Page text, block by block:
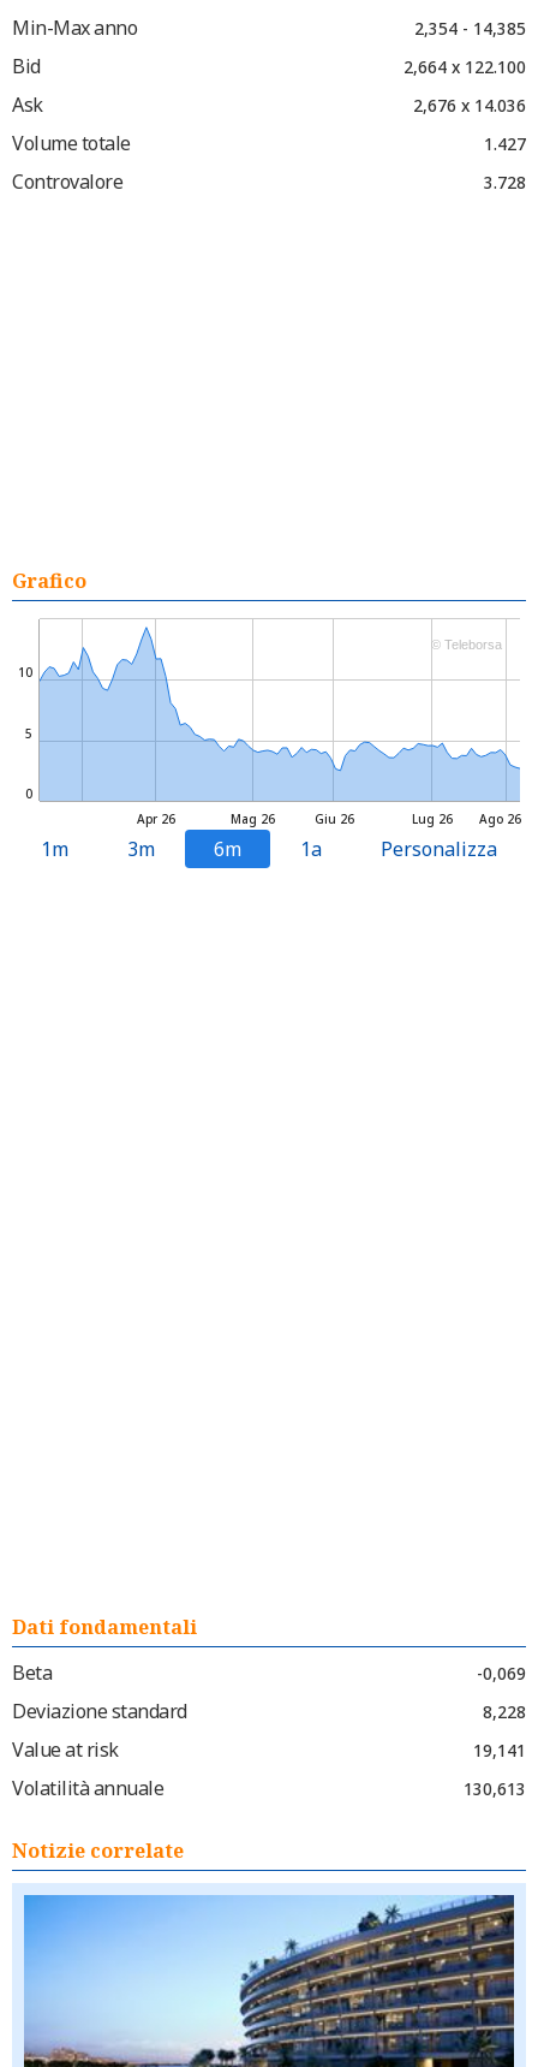
Min-Max anno 2,354 - 14,385
Bid 2,664 x 122.100
Ask 2,676 x 14.036
Volume totale 1.427
Controvalore 3.728
Grafico
Apr 26 Giu 26 Ago 26
Mag 26 Lug 26
0
5
10
© Teleborsa
1m 3m 6m 1a Personalizza
Dati fondamentali
Beta
-0,069
Deviazione standard 8,228
Value at risk 19,141
Volatilità annuale 130,613
Notizie correlate